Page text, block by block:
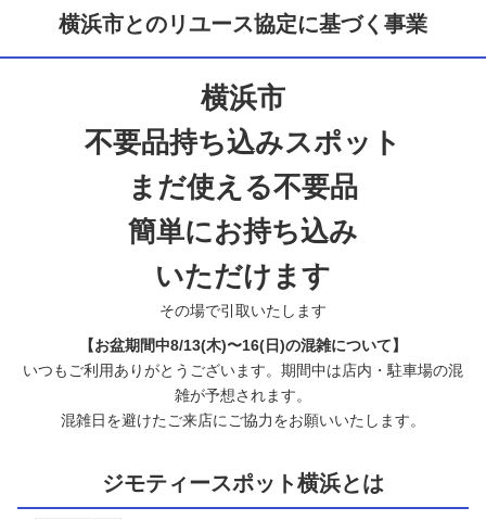
横浜市とのリユース協定に基づく事業
横浜市
不要品持ち込みスポット
まだ使える不要品
簡単にお持ち込み
いただけます
その場で引取いたします
【お盆期間中8/13(木)〜16(日)の混雑について】
いつもご利用ありがとうございます。期間中は店内・駐車場の混
雑が予想されます。
混雑日を避けたご来店にご協力をお願いいたします。
ジモティースポット横浜とは